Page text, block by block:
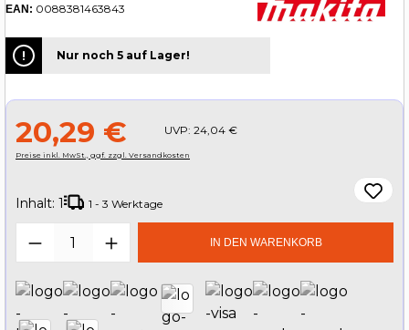
EAN: 0088381463843
Nur noch 5 auf Lager!
20,29 € UVP: 24,04 €
Preise inkl. MwSt., ggf. zzgl. Versandkosten
Inhalt: 1 1 - 3 Werktage
Produkt Anzahl: Gib denIN DEN WARENKORB